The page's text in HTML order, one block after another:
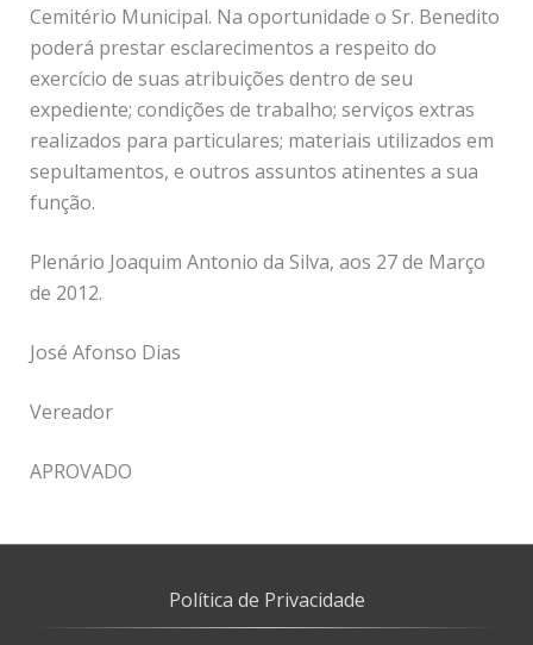
Cemitério Municipal. Na oportunidade o Sr. Benedito
poderá prestar esclarecimentos a respeito do
exercício de suas atribuições dentro de seu
expediente; condições de trabalho; serviços extras
realizados para particulares; materiais utilizados em
sepultamentos, e outros assuntos atinentes a sua
função.
Plenário Joaquim Antonio da Silva, aos 27 de Março
de 2012.
José Afonso Dias
Vereador
APROVADO
Política de Privacidade